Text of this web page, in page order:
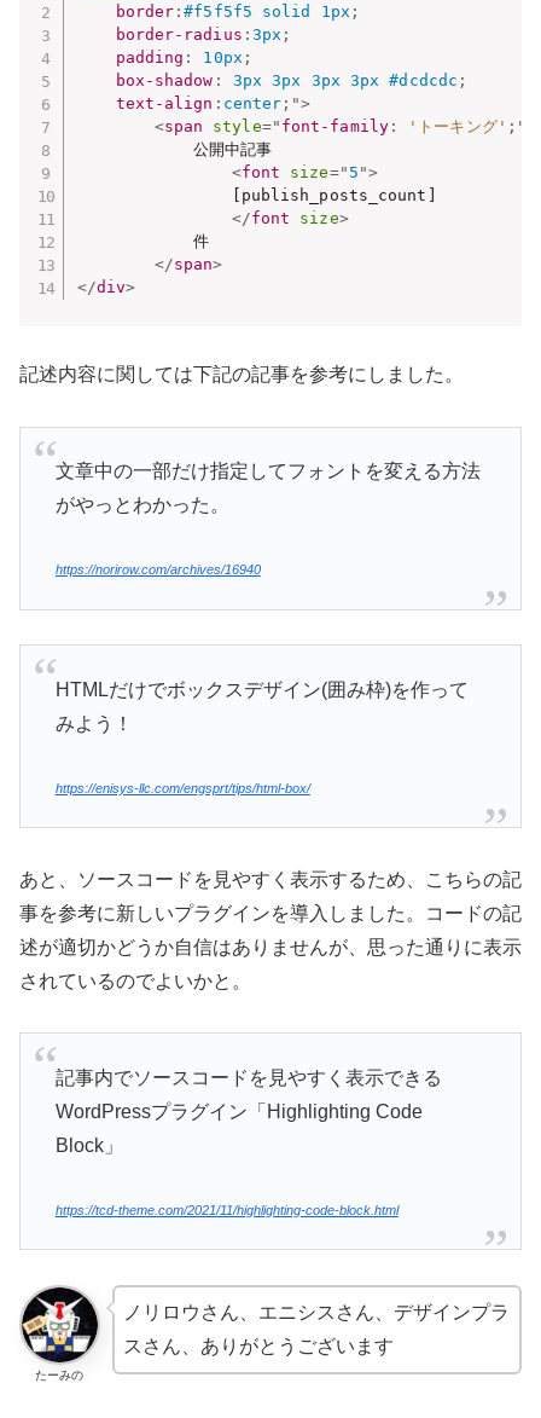
border :#f5f5f5 solid 1px ;
border-radius : 3px ;
padding : 10px ;
box-shadow : 3px 3px 3px 3px #dcdcdc ;
text-align : center ; ">
<span style=" font-family: 'トーキング' ; "
<font size=" 5 ">
</font size>
</span>
</div>
記述内容に関しては下記の記事を参考にしました。
文章中の一部だけ指定してフォントを変える方法
がやっとわかった。
https://norirow.com/archives/16940
HTMLだけでボックスデザイン(囲み枠)を作って
みよう！
https://enisys-llc.com/engsprt/tips/html-box/
あと、ソースコードを見やすく表示するため、こちらの記
事を参考に新しいプラグインを導入しました。コードの記
述が適切かどうか自信はありませんが、思った通りに表示
されているのでよいかと。
記事内でソースコードを見やすく表示できる
WordPressプラグイン「Highlighting Code
Block」
https://tcd-theme.com/2021/11/highlighting-code-block.html
たーみの
ノリロウさん、エニシスさん、デザインプラ
スさん、ありがとうございます